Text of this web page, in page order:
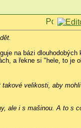
na bázi dlouhodobých
a řekne si "hele, to je
takové velikosti, aby
ale i s mašinou. A to s